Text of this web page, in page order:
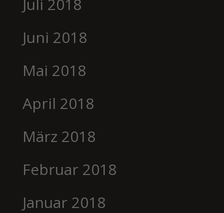
Juni 2018
Mai 2018
April 2018
März 2018
Februar 2018
Januar 2018